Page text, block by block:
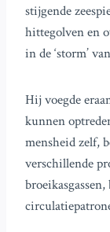
stijgende
hittegolven en
in de ‘storm’
Hij voegde
kunnen
mensheid zelf,
verschillende